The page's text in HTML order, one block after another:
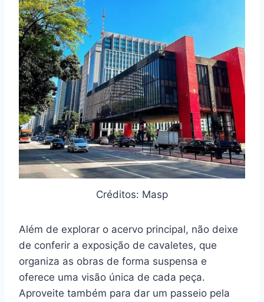
Créditos: Masp
Além de explorar o acervo principal, não deixe
de conferir a exposição de cavaletes, que
organiza as obras de forma suspensa e
oferece uma visão única de cada peça.
Aproveite também para dar um passeio pela